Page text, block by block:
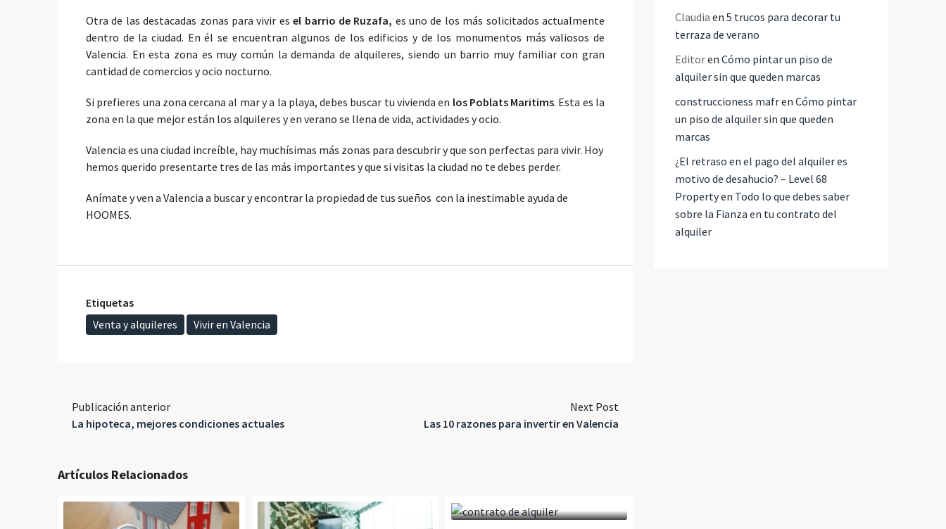
Otra de las destacadas zonas para vivir esel barrio de Ruzafa, es uno de los más solicitados actualmente
dentro de la ciudad. En él se encuentran algunos de los edificios y de los monumentos más valiosos de
Valencia. En esta zona es muy común la demanda de alquileres, siendo un barrio muy familiar con gran
cantidad de comercios y ocio nocturno.
Si prefieres una zona cercana al mar y a la playa, debes buscar tu vivienda en los Poblats Maritims. Esta es la
zona en la que mejor están los alquileres y en verano se llena de vida, actividades y ocio.
Valencia es una ciudad increíble, hay muchísimas más zonas para descubrir y que son perfectas para vivir. Hoy
hemos querido presentarte tres de las más importantes y que si visitas la ciudad no te debes perder.
Anímate y ven a Valencia a buscar y encontrar la propiedad de tus sueños con la inestimable ayuda de
HOOMES.
Etiquetas
Venta y alquileres
Vivir en Valencia
Publicación anterior
La hipoteca, mejores condiciones actuales
Next Post
Las 10 razones para invertir en Valencia
Artículos Relacionados
Claudia en 5 trucos para decorar tu
terraza de verano
Editoren Cómo pintar un piso de
alquiler sin que queden marcas
construccioness mafren Cómo pintar
un piso de alquiler sin que queden
marcas
¿El retraso en el pago del alquiler es
motivo de desahucio? – Level 68
Propertyen Todo lo que debes saber
sobre la Fianza en tu contrato del
alquiler